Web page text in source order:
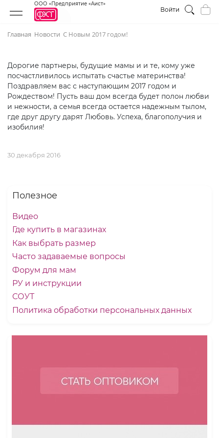
ООО «Предприятие «Аист»
Войти
Главная Новости С Новым 2017 годом!
Дорогие партнеры, будущие мамы и и те, кому уже
посчастливилось испытать счастье материнства!
Поздравляем вас с наступающим 2017 годом и
Рождеством! Пусть ваш дом всегда будет полон любви
и нежности, а семья всегда остается надежным тылом,
где друг другу дарят Любовь. Успеха, благополучия и
изобилия!
30 декабря 2016
Полезное
Видео
Где купить в магазинах
Как выбрать размер
Часто задаваемые вопросы
Форум для мам
РУ и инструкции
СОУТ
Политика обработки персональных данных